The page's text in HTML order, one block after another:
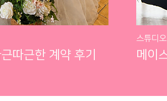
따근한 계약 후기
스튜디오